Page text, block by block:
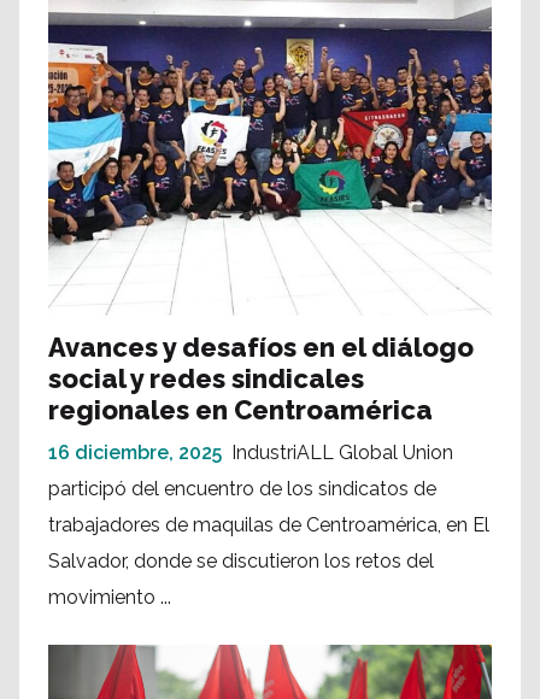
Avances y desafíos en el diálogo
social y redes sindicales
regionales en Centroamérica
16 diciembre, 2025
IndustriALL Global Union
participó del encuentro de los sindicatos de
trabajadores de maquilas de Centroamérica, en El
Salvador, donde se discutieron los retos del
movimiento ...